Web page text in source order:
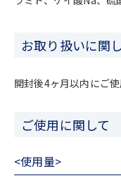
お取り扱いに関
開封後4ヶ月以内にご使
ご使用に関して
<使用量>